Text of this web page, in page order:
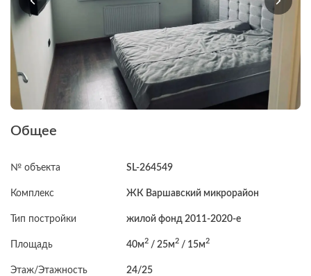
Общее
№ объекта SL-264549
Комплекс ЖК Варшавский микрорайон
Тип постройки жилой фонд 2011-2020-е
Площадь 40м2 / 25м2 / 15м2
Этаж/Этажность 24/25